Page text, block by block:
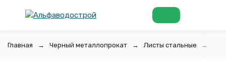
Главная Черный металлопрокат Листы стальные